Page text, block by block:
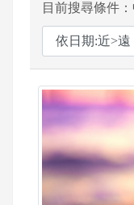
目前搜尋條件